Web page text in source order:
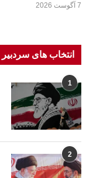
7 آگوست 2026
انتخاب های سردبیر
1
2